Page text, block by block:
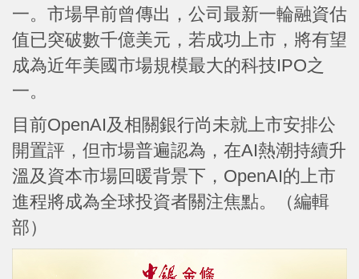
一。市場早前曾傳出，公司最新一輪融資估
值已突破數千億美元，若成功上市，將有望
成為近年美國市場規模最大的科技IPO之
一。
目前OpenAI及相關銀行尚未就上市安排公
開置評，但市場普遍認為，在AI熱潮持續升
溫及資本市場回暖背景下，OpenAI的上市
進程將成為全球投資者關注焦點。（編輯
部）